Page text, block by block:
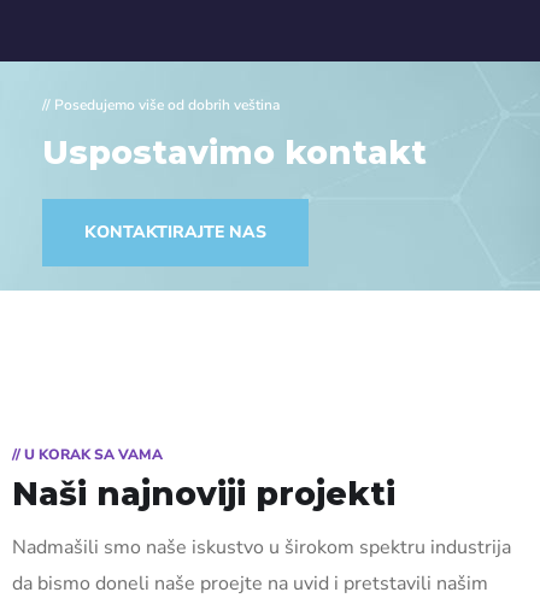
// Posedujemo više od dobrih veština
Uspostavimo kontakt
KONTAKTIRAJTE NAS
// U KORAK SA VAMA
Naši najnoviji projekti
Nadmašili smo naše iskustvo u širokom spektru industrija
da bismo doneli naše proejte na uvid i pretstavili našim